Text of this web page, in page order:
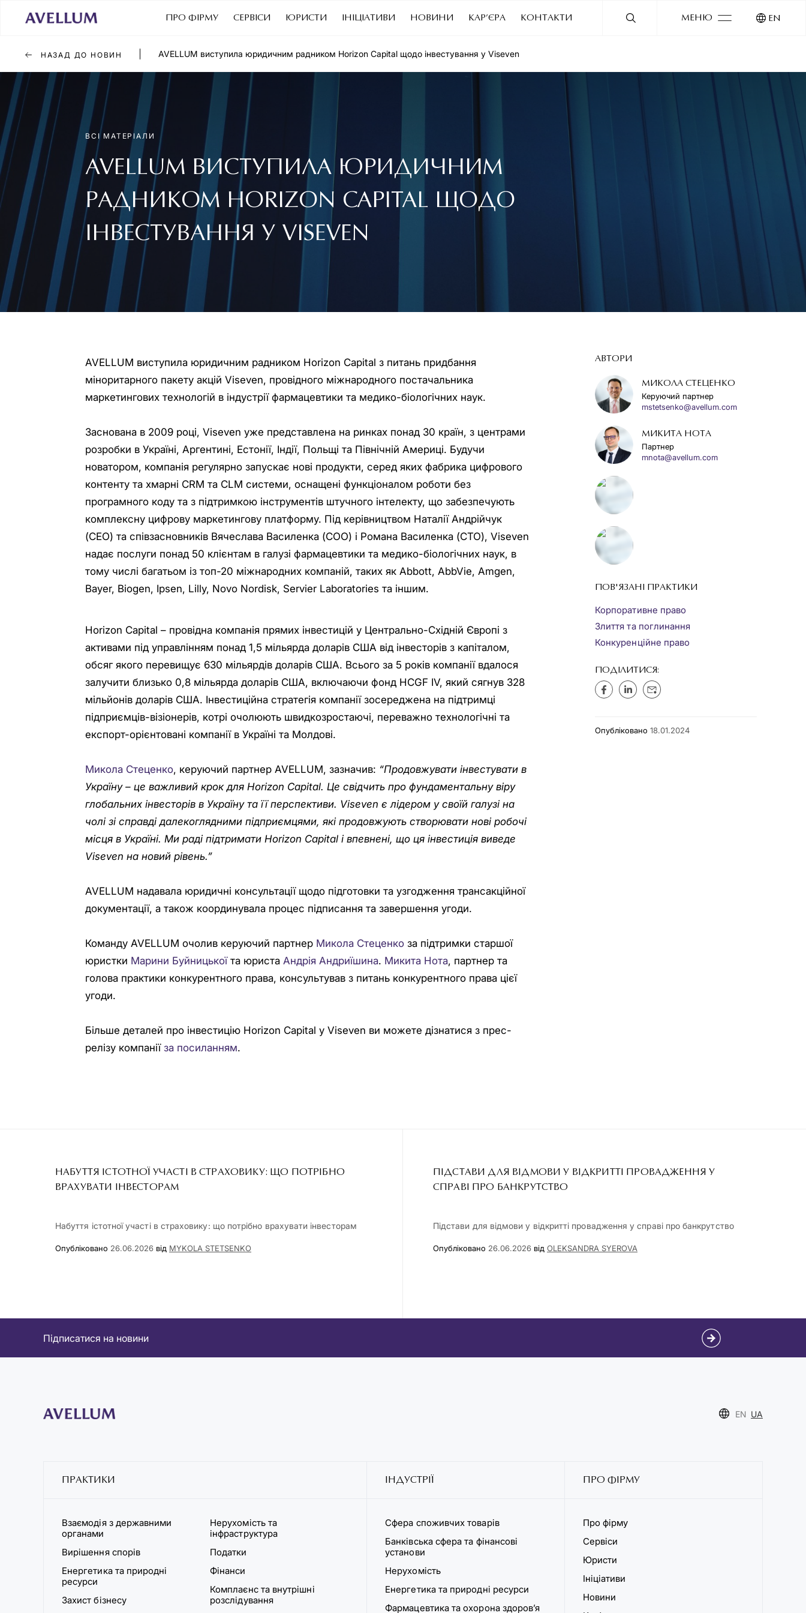
ПРО ФІРМУ СЕРВІСИ ЮРИСТИ ІНІЦІАТИВИ НОВИНИ КАР’ЄРА КОНТАКТИ МЕНЮ EN
НАЗАД ДО НОВИН AVELLUM виступила юридичним радником Horizon Capital щодо інвестування у Viseven
ВСІ МАТЕРІАЛИ
AVELLUM ВИСТУПИЛА ЮРИДИЧНИМ
РАДНИКОМ HORIZON CAPITAL ЩОДО
ІНВЕСТУВАННЯ У VISEVEN
AVELLUM виступила юридичним радником Horizon Capital з питань придбання
міноритарного пакету акцій Viseven, провідного міжнародного постачальника
маркетингових технологій в індустрії фармацевтики та медико-біологічних наук.
Заснована в 2009 році, Viseven уже представлена на ринках понад 30 країн, з центрами
розробки в Україні, Аргентині, Естонії, Індії, Польщі та Північній Америці. Будучи
новатором, компанія регулярно запускає нові продукти, серед яких фабрика цифрового
контенту та хмарні CRM та CLM системи, оснащені функціоналом роботи без
програмного коду та з підтримкою інструментів штучного інтелекту, що забезпечують
комплексну цифрову маркетингову платформу. Під керівництвом Наталії Андрійчук
(СЕО) та співзасновників Вячеслава Василенка (СОО) і Романа Василенка (СТО), Viseven
надає послуги понад 50 клієнтам в галузі фармацевтики та медико-біологічних наук, в
тому числі багатьом із топ-20 міжнародних компаній, таких як Abbott, AbbVie, Amgen,
Bayer, Biogen, Ipsen, Lilly, Novo Nordisk, Servier Laboratories та іншим.
Horizon Capital – провідна компанія прямих інвестицій у Центрально-Східній Європі з
активами під управлінням понад 1,5 мільярда доларів США від інвесторів з капіталом,
обсяг якого перевищує 630 мільярдів доларів США. Всього за 5 років компанії вдалося
залучити близько 0,8 мільярда доларів США, включаючи фонд HCGF IV, який сягнув 328
мільйонів доларів США. Інвестиційна стратегія компанії зосереджена на підтримці
підприємців-візіонерів, котрі очолюють швидкозростаючі, переважно технологічні та
експорт-орієнтовані компанії в Україні та Молдові.
Микола Стеценко, керуючий партнер AVELLUM, зазначив: “Продовжувати інвестувати в
Україну – це важливий крок для Horizon Capital. Це свідчить про фундаментальну віру
глобальних інвесторів в Україну та її перспективи. Viseven є лідером у своїй галузі на
чолі зі справді далекоглядними підприємцями, які продовжують створювати нові робочі
місця в Україні. Ми раді підтримати Horizon Capital і впевнені, що ця інвестиція виведе
Viseven на новий рівень.”
AVELLUM надавала юридичні консультації щодо підготовки та узгодження трансакційної
документації, а також координувала процес підписання та завершення угоди.
Команду AVELLUM очолив керуючий партнер Микола Стеценко за підтримки старшої
юристки Марини Буйницької та юриста Андрія Андриїшина. Микита Нота, партнер та
голова практики конкурентного права, консультував з питань конкурентного права цієї
угоди.
Більше деталей про інвестицію Horizon Capital у Viseven ви можете дізнатися з прес-
релізу компанії за посиланням.
АВТОРИ
МИКОЛА СТЕЦЕНКО
Керуючий партнер
mstetsenko@avellum.com
МИКИТА НОТА
Партнер
mnota@avellum.com
ПОВ'ЯЗАНІ ПРАКТИКИ
Корпоративне право
Злиття та поглинання
Конкуренційне право
ПОДІЛИТИСЯ:
Опубліковано 18.01.2024
НАБУТТЯ ІСТОТНОЇ УЧАСТІ В СТРАХОВИКУ: ЩО ПОТРІБНО
ВРАХУВАТИ ІНВЕСТОРАМ
Набуття істотної участі в страховику: що потрібно врахувати інвесторам
Опубліковано 26.06.2026 від MYKOLA STETSENKO
ПІДСТАВИ ДЛЯ ВІДМОВИ У ВІДКРИТТІ ПРОВАДЖЕННЯ У
СПРАВІ ПРО БАНКРУТСТВО
Підстави для відмови у відкритті провадження у справі про банкрутство
Опубліковано 26.06.2026 від OLEKSANDRA SYEROVA
Підписатися на новини
EN UA
ПРАКТИКИ
Взаємодія з державними
органами
Вирішення спорів
Енергетика та природні
ресурси
Захист бізнесу
Нерухомість та
інфраструктура
Податки
Фінанси
Комплаєнс та внутрішні
розслідування
ІНДУСТРІЇ
Сфера споживчих товарів
Банківська сфера та фінансові
установи
Нерухомість
Енергетика та природні ресурси
Фармацевтика та охорона здоров’я
ПРО ФІРМУ
Про фірму
Сервіси
Юристи
Ініціативи
Новини